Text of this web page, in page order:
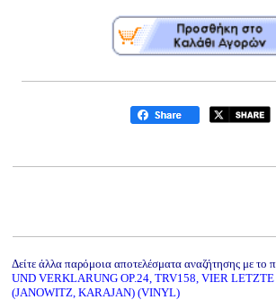
Δείτε άλλα παρόμοια αποτελέσματα αναζήτησης με το
UND VERKLARUNG OP.24, TRV158, VIER
(JANOWITZ, KARAJAN) (VINYL)